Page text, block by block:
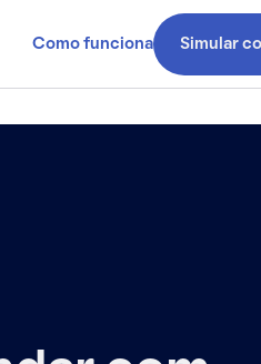
Como funciona Simular